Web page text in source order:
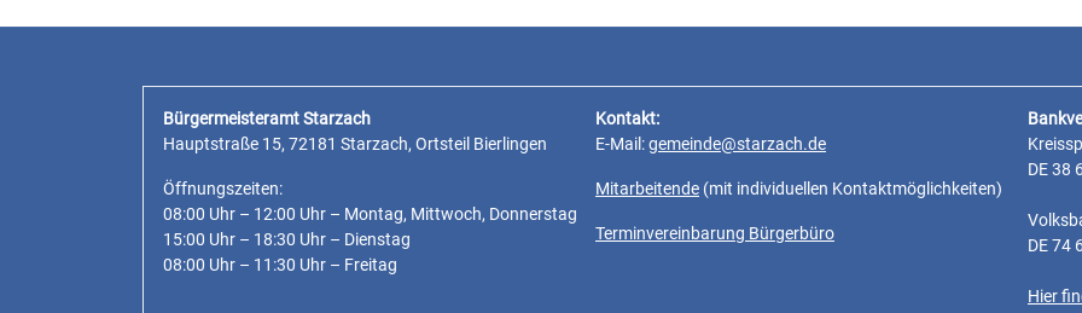
Bürgermeisteramt Starzach
Hauptstraße 15, 72181 Starzach, Ortsteil Bierlingen
Öffnungszeiten:
08:00 Uhr – 12:00 Uhr – Montag, Mittwoch, Donnerstag
15:00 Uhr – 18:30 Uhr – Dienstag
08:00 Uhr – 11:30 Uhr – Freitag
Kontakt:
E-Mail:gemeinde@starzach.de
Mitarbeitende (mit individuellen Kontaktmöglichkeiten)
Terminvereinbarung Bürgerbüro
DE 38
DE 74
Hier